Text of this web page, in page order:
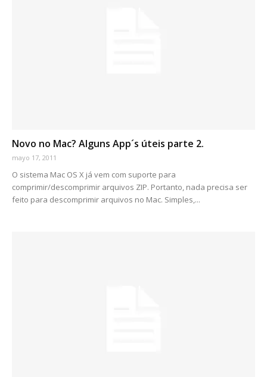
Novo no Mac? Alguns App´s úteis parte 2.
mayo 17, 2011
O sistema Mac OS X já vem com suporte para
comprimir/descomprimir arquivos ZIP. Portanto, nada precisa ser
feito para descomprimir arquivos no Mac. Simples,...